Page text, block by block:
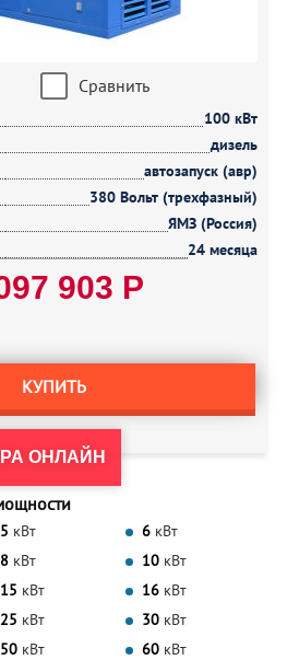
Сравнить
100 кВт
дизель
автозапуск (авр)
380 Вольт (трехфазный)
ЯМЗ (Россия)
24 месяца
903 Р
КУПИТЬ
5 кВт 6 кВт
8 кВт 10 кВт
15 кВт 16 кВт
25 кВт 30 кВт
50 кВт 60 кВт
ОНЛАЙН